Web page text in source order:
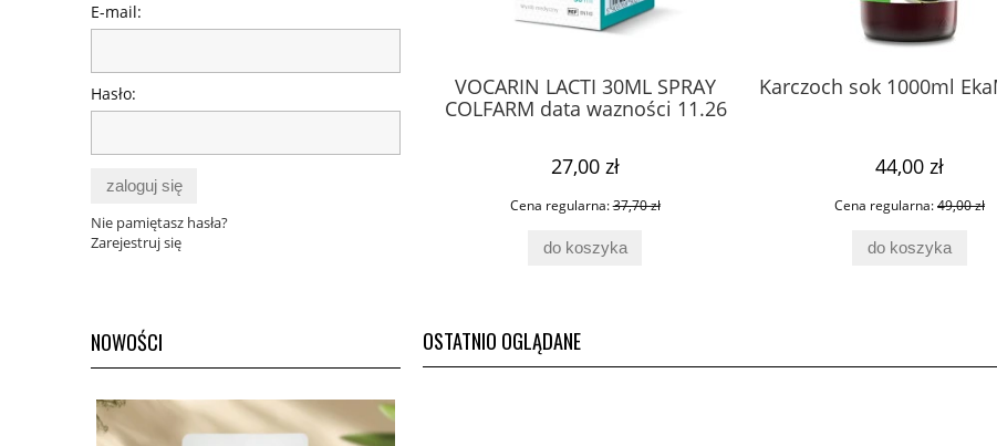
E-mail:
Hasło:
zaloguj się
Nie pamiętasz hasła?
Zarejestruj się
NOWOŚCI
Melisept S21 krople 30 ml Asepta
VOCARIN LACTI 30ML SPRAY
COLFARM data wazności 11.26
27,00 zł
Cena regularna:37,70 zł
do koszyka
Karczoch sok 1000ml
44,00 zł
Cena regularna:49,00 zł
do koszyka
OSTATNIO OGLĄDANE